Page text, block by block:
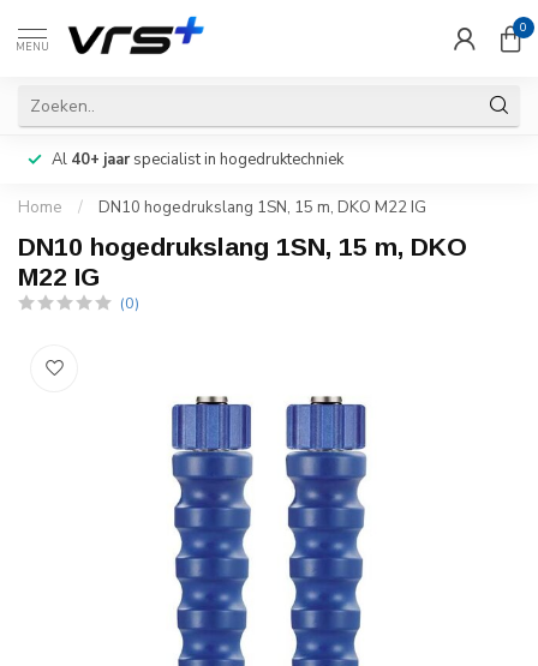
MENU
0
Al 40+ jaarspecialist in hogedruktechniek
Home / DN10 hogedrukslang 1SN, 15 m, DKO M22 IG
DN10 hogedrukslang 1SN, 15 m, DKO
M22 IG
(0)